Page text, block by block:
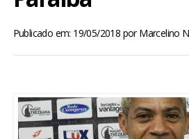
BRASIL
ESPORTES
Publicado em: 19/05/2018 porMarcelino